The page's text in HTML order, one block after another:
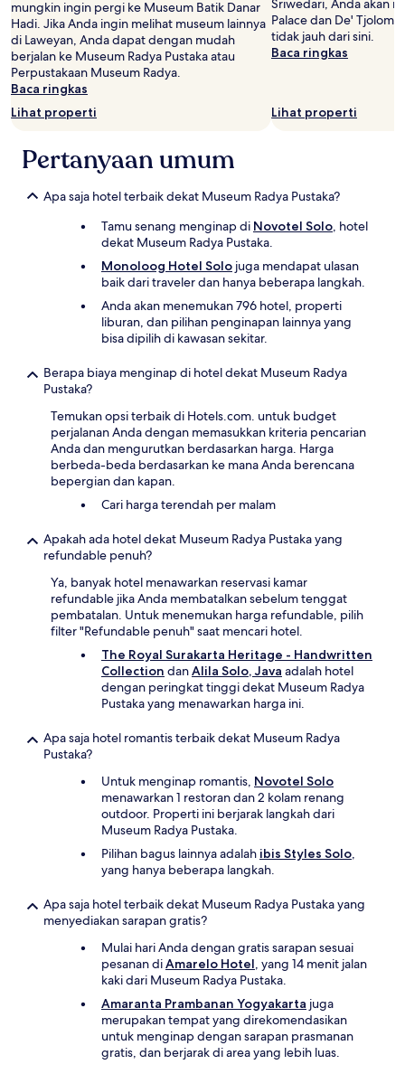
mungkin ingin pergi ke Museum Batik Danar
Hadi. Jika Anda ingin melihat museum lainnya
di Laweyan, Anda dapat dengan mudah
berjalan ke Museum Radya Pustaka atau
Perpustakaan Museum Radya.
Baca ringkas
Lihat properti
Sriwedari, Anda akan
Palace dan De'
tidak jauh dari sini.
Baca ringkas
Lihat properti
Pertanyaan umum
Apa saja hotel terbaik dekat Museum Radya Pustaka?
Tamu senang menginap di Novotel Solo, hotel
dekat Museum Radya Pustaka.
Monoloog Hotel Solo juga mendapat ulasan
baik dari traveler dan hanya beberapa langkah.
Anda akan menemukan 796 hotel, properti
liburan, dan pilihan penginapan lainnya yang
bisa dipilih di kawasan sekitar.
Berapa biaya menginap di hotel dekat Museum Radya
Pustaka?
Temukan opsi terbaik di Hotels.com. untuk budget
perjalanan Anda dengan memasukkan kriteria pencarian
Anda dan mengurutkan berdasarkan harga. Harga
berbeda-beda berdasarkan ke mana Anda berencana
bepergian dan kapan.
Cari harga terendah per malam
Apakah ada hotel dekat Museum Radya Pustaka yang
refundable penuh?
Ya, banyak hotel menawarkan reservasi kamar
refundable jika Anda membatalkan sebelum tenggat
pembatalan. Untuk menemukan harga refundable, pilih
filter "Refundable penuh" saat mencari hotel.
The Royal Surakarta Heritage - Handwritten
Collection danAlila Solo, Java adalah hotel
dengan peringkat tinggi dekat Museum Radya
Pustaka yang menawarkan harga ini.
Apa saja hotel romantis terbaik dekat Museum Radya
Pustaka?
Untuk menginap romantis, Novotel Solo
menawarkan 1 restoran dan 2 kolam renang
outdoor. Properti ini berjarak langkah dari
Museum Radya Pustaka.
Pilihan bagus lainnya adalah ibis Styles Solo,
yang hanya beberapa langkah.
Apa saja hotel terbaik dekat Museum Radya Pustaka yang
menyediakan sarapan gratis?
Mulai hari Anda dengan gratis sarapan sesuai
pesanan diAmarelo Hotel, yang 14 menit jalan
kaki dari Museum Radya Pustaka.
Amaranta Prambanan Yogyakarta juga
merupakan tempat yang direkomendasikan
untuk menginap dengan sarapan prasmanan
gratis, dan berjarak di area yang lebih luas.